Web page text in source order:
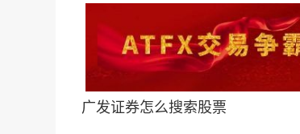
广发证券怎么搜索股票